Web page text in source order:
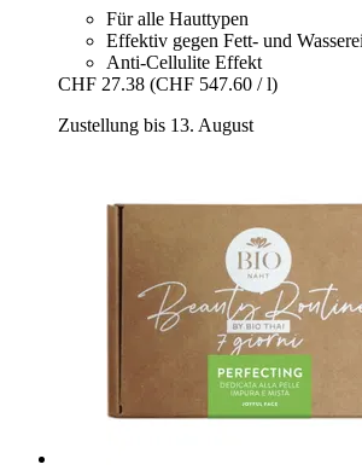
Für alle Hauttypen
Effektiv gegen Fett- und
Anti-Cellulite Effekt
CHF 27.38 (CHF 547.60 / l)
Zustellung bis 13. August